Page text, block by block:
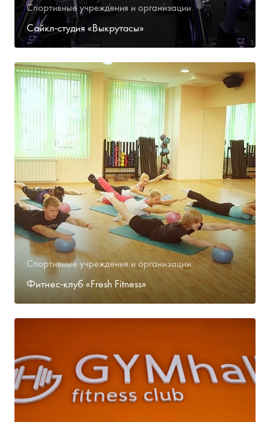
Спортивные учреждения и организации
Сайкл-студия «Выкрутасы»
Спортивные учреждения и организации
Фитнес-клуб «Fresh Fitness»